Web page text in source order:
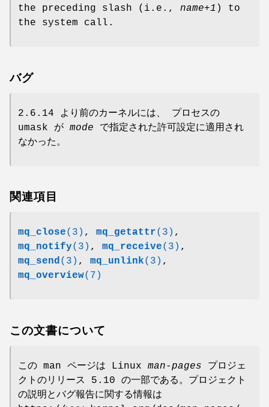
the preceding slash (i.e., name+1 ) to
the system call.
バグ
2.6.14 より前のカーネルには、 プロセスの
umask が mode で指定された許可設定に適用され
なかった。
関連項目
mq_close(3) , mq_getattr(3) ,
mq_notify(3) , mq_receive(3) ,
mq_send(3) , mq_unlink(3) ,
mq_overview(7)
この文書について
この man ページは Linux man-pages プロジェ
クトのリリース 5.10 の一部である。プロジェクト
の説明とバグ報告に関する情報は